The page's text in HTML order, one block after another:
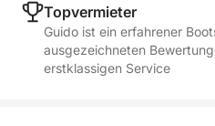
Topvermieter
Guido ist ein erfahrener
ausgezeichneten
erstklassigen Service